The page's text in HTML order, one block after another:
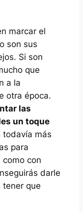
marcar el
son sus
Si son
que
a la
otra época.
las
un toque
más
para
como con
darle
tener que